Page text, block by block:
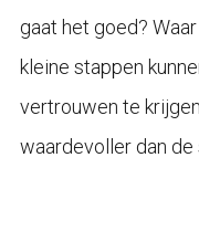
gaat het goed?
kleine stappen
vertrouwen te
waardevoller dan de